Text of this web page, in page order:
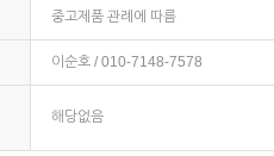
중고제품 관례에 따름
이순호 / 010-7148-7578
해당없음